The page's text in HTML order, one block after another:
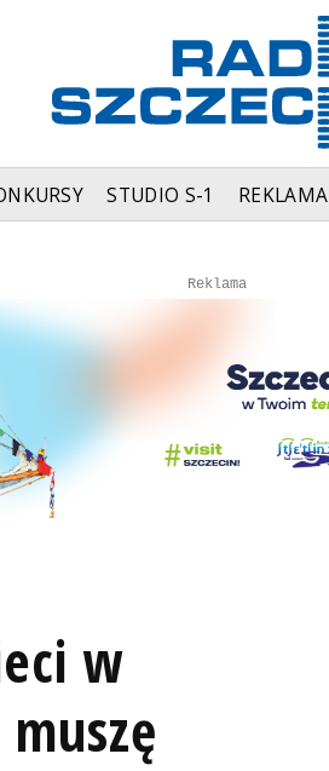
STUDIO S-1 REKLAMA
Reklama
Autopromocja
Autopromocja
w